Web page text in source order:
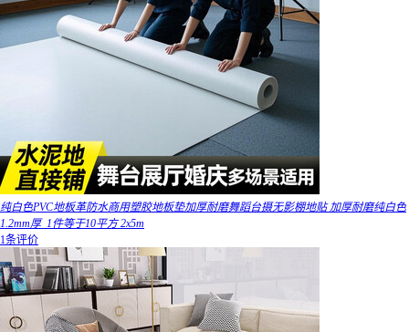
纯白色PVC地板革防水商用塑胶地板垫加厚耐磨舞蹈台摄无影棚地贴 加厚耐磨纯白色
1.2mm厚_1件等于10平方 2x5m
1条评价